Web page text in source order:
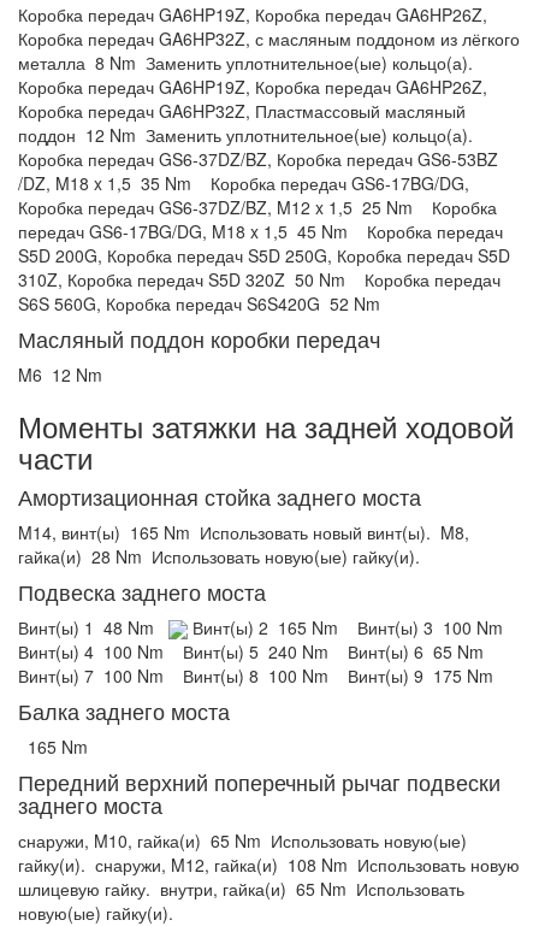
Коробка передач GA6HP19Z, Коробка передач GA6HP26Z,
Коробка передач GA6HP32Z, с масляным поддоном из лёгкого
металла 8 Nm Заменить уплотнительное(ые) кольцо(а).
Коробка передач GA6HP19Z, Коробка передач GA6HP26Z,
Коробка передач GA6HP32Z, Пластмассовый масляный
поддон 12 Nm Заменить уплотнительное(ые) кольцо(а).
Коробка передач GS6-37DZ/BZ, Коробка передач GS6-53BZ
/DZ, M18 x 1,5 35 Nm
Коробка передач GS6-17BG/DG,
Коробка передач GS6-37DZ/BZ, M12 x 1,5 25 Nm
Коробка
передач GS6-17BG/DG, M18 x 1,5 45 Nm
Коробка передач
S5D 200G, Коробка передач S5D 250G, Коробка передач S5D
310Z, Коробка передач S5D 320Z 50 Nm
Коробка передач
S6S 560G, Коробка передач S6S420G 52 Nm
Масляный поддон коробки передач
M6 12 Nm
Моменты затяжки на задней ходовой
части
Амортизационная стойка заднего моста
M14, винт(ы) 165 Nm Использовать новый винт(ы). M8,
гайка(и) 28 Nm Использовать новую(ые) гайку(и).
Подвеска заднего моста
Винт(ы) 1 48 Nm Винт(ы) 2 165 Nm Винт(ы) 3 100 Nm
Винт(ы) 4 100 Nm Винт(ы) 5 240 Nm Винт(ы) 6 65 Nm
Винт(ы) 7 100 Nm Винт(ы) 8 100 Nm Винт(ы) 9 175 Nm
Балка заднего моста
165 Nm
Передний верхний поперечный рычаг подвески
заднего моста
снаружи, M10, гайка(и) 65 Nm Использовать новую(ые)
гайку(и). снаружи, M12, гайка(и) 108 Nm Использовать новую
шлицевую гайку. внутри, гайка(и) 65 Nm Использовать
новую(ые) гайку(и).